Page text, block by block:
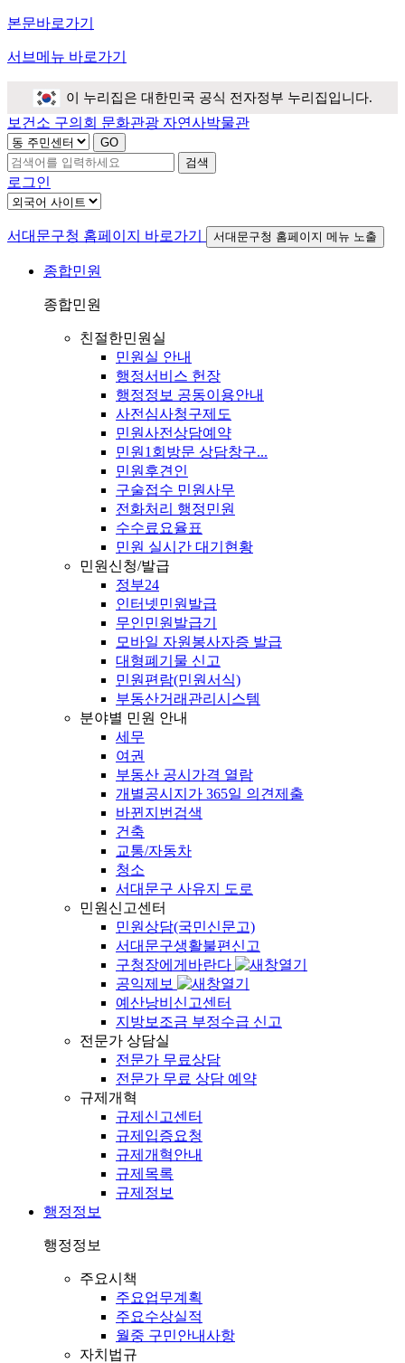
본문바로가기
서브메뉴 바로가기
이 누리집은 대한민국 공식 전자정부 누리집입니다.
보건소 구의회 문화관광 자연사박물관
검색
로그인
서대문구청 홈페이지 바로가기 서대문구청 홈페이지 메뉴 노출
종합민원
종합민원
친절한민원실
민원실 안내
행정서비스 헌장
행정정보 공동이용안내
사전심사청구제도
민원사전상담예약
민원1회방문 상담창구...
민원후견인
구술접수 민원사무
전화처리 행정민원
수수료요율표
민원 실시간 대기현황
민원신청/발급
정부24
인터넷민원발급
무인민원발급기
모바일 자원봉사자증 발급
대형폐기물 신고
민원편람(민원서식)
부동산거래관리시스템
분야별 민원 안내
세무
여권
부동산 공시가격 열람
개별공시지가 365일 의견제출
바뀐지번검색
건축
교통/자동차
청소
서대문구 사유지 도로
민원신고센터
민원상담(국민신문고)
서대문구생활불편신고
구청장에게바란다
공익제보
예산낭비신고센터
지방보조금 부정수급 신고
전문가 상담실
전문가 무료상담
전문가 무료 상담 예약
규제개혁
규제신고센터
규제입증요청
규제개혁안내
규제목록
규제정보
행정정보
행정정보
주요시책
주요업무계획
주요수상실적
월중 구민안내사항
자치법규